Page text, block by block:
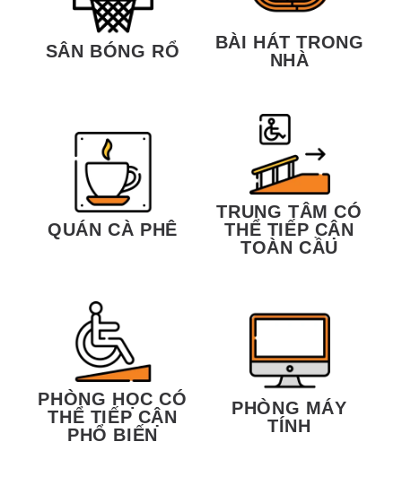
SÂN BÓNG RỔ
BÀI HÁT TRONG
NHÀ
QUÁN CÀ PHÊ
TRUNG TÂM CÓ
THỂ TIẾP CẬN
TOÀN CẦU
PHÒNG HỌC CÓ
THỂ TIẾP CẬN
PHỔ BIẾN
PHÒNG MÁY
TÍNH